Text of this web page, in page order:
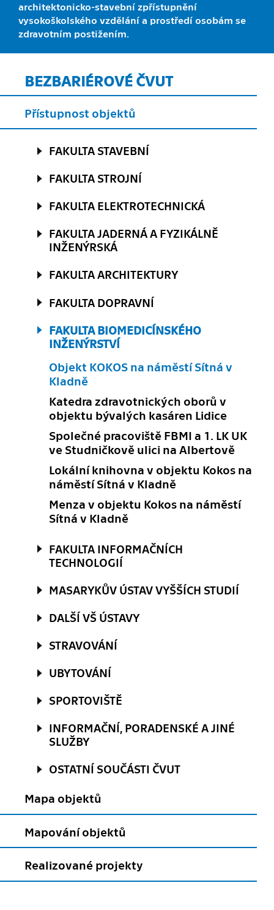
architektonicko-stavební zpřístupnění
vysokoškolského vzdělání a prostředí osobám se
zdravotním postižením.
BEZBARIÉROVÉ ČVUT
Přístupnost objektů
FAKULTA STAVEBNÍ
FAKULTA STROJNÍ
FAKULTA ELEKTROTECHNICKÁ
FAKULTA JADERNÁ A FYZIKÁLNĚ
INŽENÝRSKÁ
FAKULTA ARCHITEKTURY
FAKULTA DOPRAVNÍ
FAKULTA BIOMEDICÍNSKÉHO
INŽENÝRSTVÍ
Objekt KOKOS na náměstí Sítná v
Kladně
Katedra zdravotnických oborů v
objektu bývalých kasáren Lidice
Společné pracoviště FBMI a 1. LK UK
ve Studničkově ulici na Albertově
Lokální knihovna v objektu Kokos na
náměstí Sítná v Kladně
Menza v objektu Kokos na náměstí
Sítná v Kladně
FAKULTA INFORMAČNÍCH
TECHNOLOGIÍ
MASARYKŮV ÚSTAV VYŠŠÍCH STUDIÍ
DALŠÍ VŠ ÚSTAVY
STRAVOVÁNÍ
UBYTOVÁNÍ
SPORTOVIŠTĚ
INFORMAČNÍ, PORADENSKÉ A JINÉ
SLUŽBY
OSTATNÍ SOUČÁSTI ČVUT
Mapa objektů
Mapování objektů
Realizované projekty